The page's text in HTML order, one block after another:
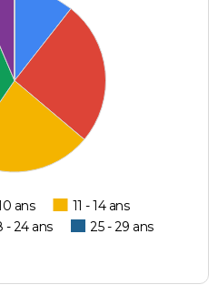
ans
11 - 14 ans
- 24 ans
25 - 29 ans